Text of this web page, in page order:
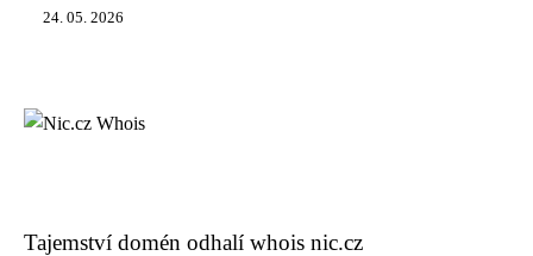
24. 05. 2026
Tajemství domén odhalí whois nic.cz